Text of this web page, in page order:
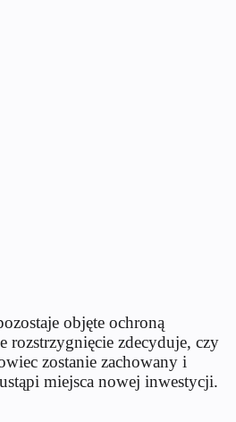
objęte ochroną
rozstrzygnięcie zdecyduje, czy
zostanie zachowany i
miejsca nowej inwestycji.